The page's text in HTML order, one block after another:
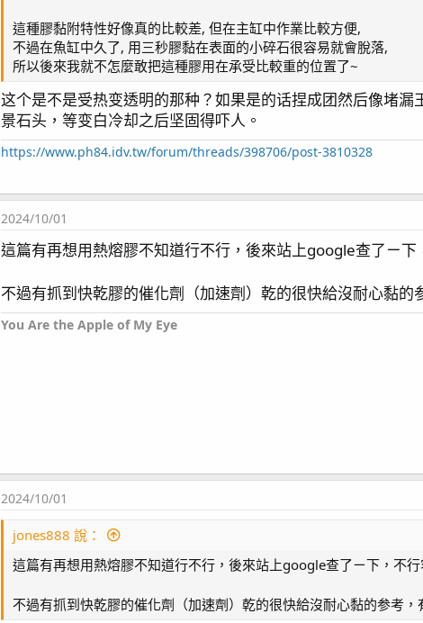
這種膠黏附特性好像真的比較差, 但在主缸中作業比較方便,
不過在魚缸中久了, 用三秒膠黏在表面的小碎石很容易就會脫落,
所以後來我就不怎麼敢把這種膠用在承受比較重的位置了~
这个是不是受热变透明的那种？如果是的话捏成团然后像堵
景石头，等变白冷却之后坚固得吓人。
https://www.ph84.idv.tw/forum/threads/398706/post-3810328
2024/10/01
這篇有再想用熱熔膠不知道行不行，後來站上google查了ㄧ下
不過有抓到快乾膠的催化劑（加速劑）乾的很快給沒耐心黏
You Are the Apple of My Eye
2024/10/01
jones888 說：
這篇有再想用熱熔膠不知道行不行，後來站上google查了ㄧ下，不
不過有抓到快乾膠的催化劑（加速劑）乾的很快給沒耐心黏的参考